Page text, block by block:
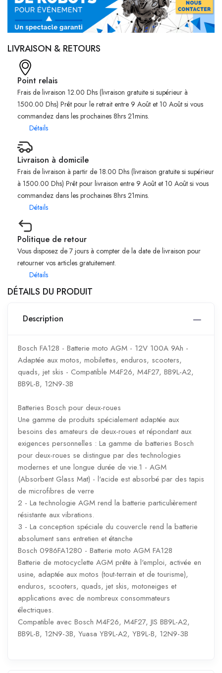
LIVRAISON & RETOURS
Point relais
Frais de livraison 12.00 Dhs (livraison gratuite si supérieur à
1500.00 Dhs) Prêt pour le retrait entre 9 Août et 10 Août si vous
commandez dans les prochaines 8hrs 21mins.
Détails
Livraison à domicile
Frais de livraison à partir de 18.00 Dhs (livraison gratuite si supérieur
à 1500.00 Dhs) Prêt pour livraison entre 9 Août et 10 Août si vous
commandez dans les prochaines 8hrs 21mins.
Détails
Politique de retour
Vous disposez de 7 jours à compter de la date de livraison pour
retourner vos articles gratuitement.
Détails
DÉTAILS DU PRODUIT
Description
Bosch FA128 - Batterie moto AGM - 12V 100A 9Ah -
Adaptée aux motos, mobilettes, enduros, scooters,
quads, jet skis - Compatible M4F26, M4F27, BB9L-A2,
BB9L-B, 12N9-3B
Batteries Bosch pour deux-roues
Une gamme de produits spécialement adaptée aux
besoins des amateurs de deux-roues et répondant aux
exigences personnelles : La gamme de batteries Bosch
pour deux-roues se distingue par des technologies
modernes et une longue durée de vie.1 - AGM
(Absorbent Glass Mat) - l'acide est absorbé par des tapis
de microfibres de verre
2 - La technologie AGM rend la batterie particulièrement
résistante aux vibrations.
3 - La conception spéciale du couvercle rend la batterie
absolument sans entretien et étanche
Bosch 0986FA1280 - Batterie moto AGM FA128
Batterie de motocyclette AGM prête à l'emploi, activée en
usine, adaptée aux motos (tout-terrain et de tourisme),
enduros, scooters, quads, jet skis, motoneiges et
applications avec de nombreux consommateurs
électriques.
Compatible avec Bosch M4F26, M4F27, JIS BB9L-A2,
BB9L-B, 12N9-3B, Yuasa YB9L-A2, YB9L-B, 12N9-3B